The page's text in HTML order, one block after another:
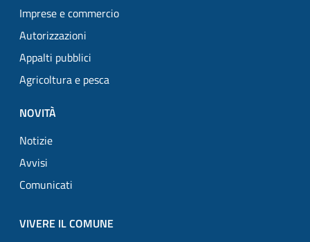
Imprese e commercio
Autorizzazioni
Appalti pubblici
Agricoltura e pesca
NOVITÀ
Notizie
Avvisi
Comunicati
VIVERE IL COMUNE